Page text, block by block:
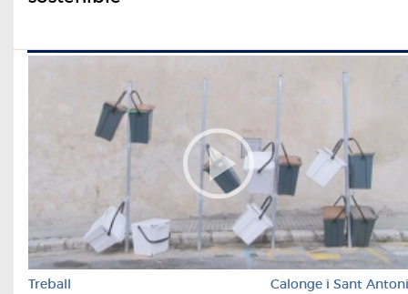
Treball Calonge i Sant Antoni